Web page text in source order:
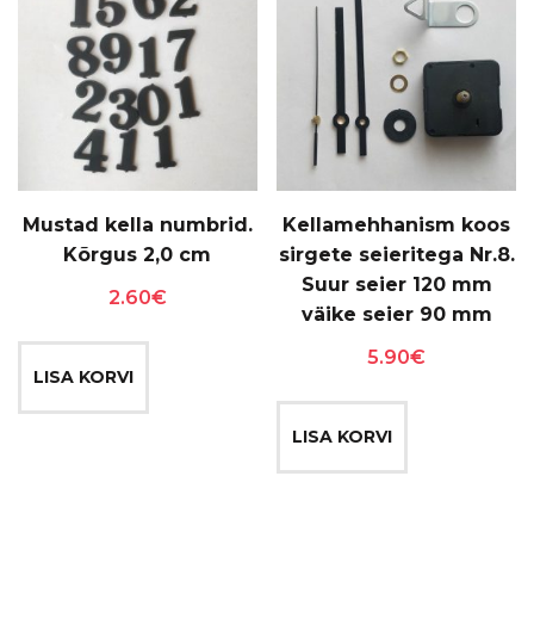
saab
teha
tootelehel.
Mustad kella numbrid.
Kõrgus 2,0 cm
2.60€
LISA KORVI
Kellamehhanism koos
sirgete seieritega Nr.8.
Suur seier 120 mm
väike seier 90 mm
5.90€
LISA KORVI